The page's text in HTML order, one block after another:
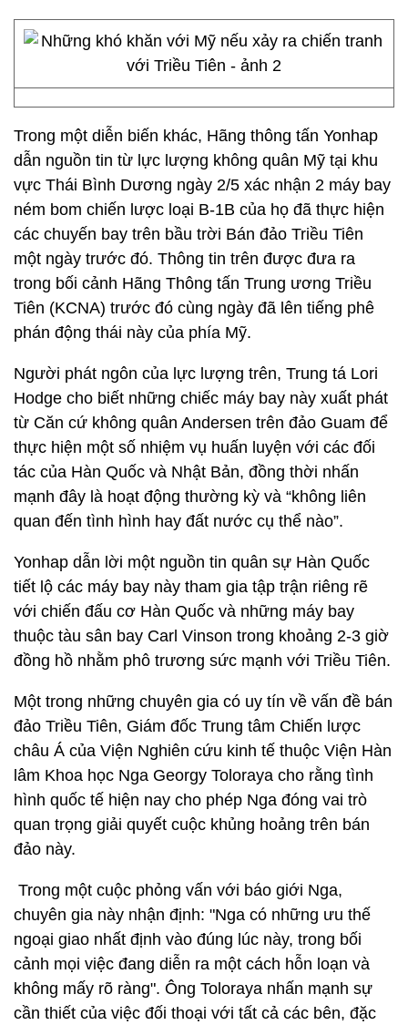
Trong một diễn biến khác, Hãng thông tấn Yonhap
dẫn nguồn tin từ lực lượng không quân Mỹ tại khu
vực Thái Bình Dương ngày 2/5 xác nhận 2 máy bay
ném bom chiến lược loại B-1B của họ đã thực hiện
các chuyến bay trên bầu trời Bán đảo Triều Tiên
một ngày trước đó. Thông tin trên được đưa ra
trong bối cảnh Hãng Thông tấn Trung ương Triều
Tiên (KCNA) trước đó cùng ngày đã lên tiếng phê
phán động thái này của phía Mỹ.
Người phát ngôn của lực lượng trên, Trung tá Lori
Hodge cho biết những chiếc máy bay này xuất phát
từ Căn cứ không quân Andersen trên đảo Guam để
thực hiện một số nhiệm vụ huấn luyện với các đối
tác của Hàn Quốc và Nhật Bản, đồng thời nhấn
mạnh đây là hoạt động thường kỳ và “không liên
quan đến tình hình hay đất nước cụ thể nào”.
Yonhap dẫn lời một nguồn tin quân sự Hàn Quốc
tiết lộ các máy bay này tham gia tập trận riêng rẽ
với chiến đấu cơ Hàn Quốc và những máy bay
thuộc tàu sân bay Carl Vinson trong khoảng 2-3 giờ
đồng hồ nhằm phô trương sức mạnh với Triều Tiên.
Một trong những chuyên gia có uy tín về vấn đề bán
đảo Triều Tiên, Giám đốc Trung tâm Chiến lược
châu Á của Viện Nghiên cứu kinh tế thuộc Viện Hàn
lâm Khoa học Nga Georgy Toloraya cho rằng tình
hình quốc tế hiện nay cho phép Nga đóng vai trò
quan trọng giải quyết cuộc khủng hoảng trên bán
đảo này.
Trong một cuộc phỏng vấn với báo giới Nga,
chuyên gia này nhận định: "Nga có những ưu thế
ngoại giao nhất định vào đúng lúc này, trong bối
cảnh mọi việc đang diễn ra một cách hỗn loạn và
không mấy rõ ràng". Ông Toloraya nhấn mạnh sự
cần thiết của việc đối thoại với tất cả các bên, đặc